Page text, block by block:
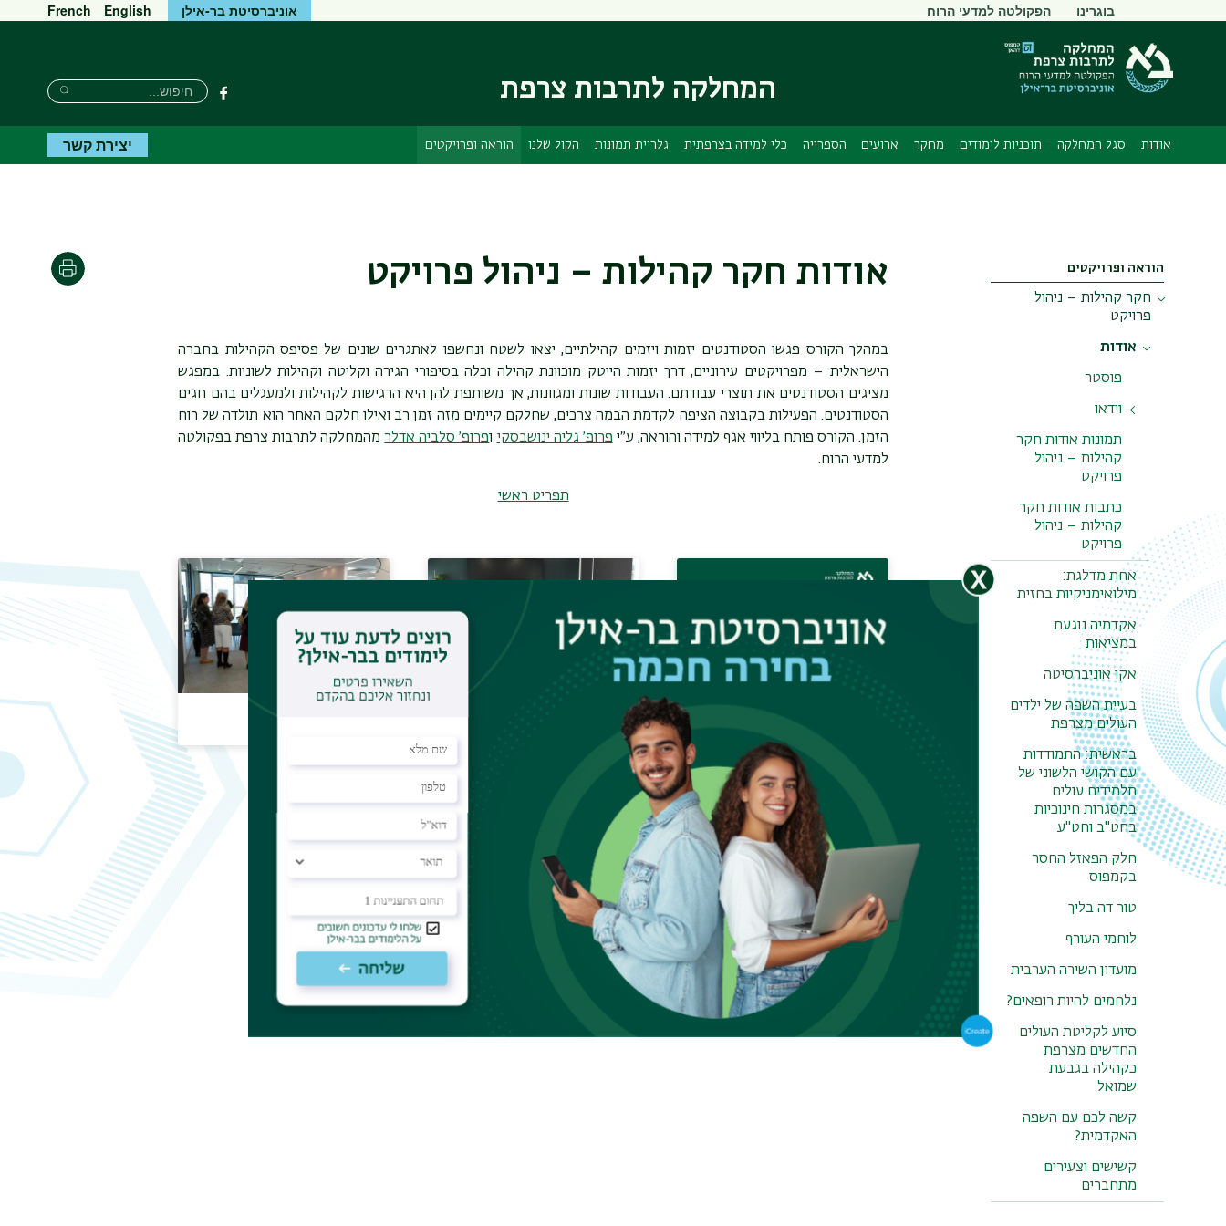
ראשי
תפריט
משני
בוגרינו הפקולטה למדעי הרוח אוניברסיטת בר-אילן French English
המחלקה לתרבות צרפת פייסבוק
חיפוש
חיפוש
חיפוש
אודות סגל המחלקה תוכניות לימודים מחקר ארועים הספרייה כלי למידה בצרפתית גלריית תמונות הקול שלנו הוראה ופרויקטים יצירת קשר
הוראה ופרויקטים
חקר קהילות – ניהול
פרויקט
אודות
פוסטר
וידאו
ללמוד תוך כדי
התנסות
פרויקטים בתחום
חקר קהילות
תמונות אודות חקר
קהילות – ניהול
פרויקט
כתבות אודות חקר
קהילות – ניהול
פרויקט
אחת מדלגת:
מילואימניקיות בחזית
אקדמיה נוגעת
במציאות
אקו אוניברסיטה
בעיית השפה של ילדים
העולים מצרפת
בראשית: התמודדות
עם הקושי הלשוני של
תלמידים עולים
במסגרות חינוכיות
בחט"ב וחט"ע
חלק הפאזל החסר
בקמפוס
טור דה בליך
לוחמי העורף
מועדון השירה הערבית
נלחמים להיות רופאים?
סיוע לקליטת העולים
החדשים מצרפת
כקהילה בגבעת
שמואל
קשה לכם עם השפה
האקדמית?
קשישים וצעירים
מתחברים
אודות חקר קהילות – ניהול פרויקט הדפסה
במהלך הקורס פגשו הסטודנטים יזמות ויזמים קהילתיים, יצאו לשטח ונחשפו לאתגרים שונים של פסיפס הקהילות בחברה
הישראלית – מפרויקטים עירוניים, דרך יזמות הייטק מוכוונת קהילה וכלה בסיפורי הגירה וקליטה וקהילות לשוניות. במפגש
מציגים הסטודנטים את תוצרי עבודתם. העבודות שונות ומגוונות, אך משותפת להן היא הרגישות לקהילות ולמעגלים בהם חגים
הסטודנטים. הפעילות בקבוצה הציפה לקדמת הבמה צרכים, שחלקם קיימים מזה זמן רב ואילו חלקם האחר הוא תולדה של רוח
הזמן. הקורס פותח בליווי אגף למידה והוראה, ע״י פרופ׳ גליה ינושבסקי ופרופ׳ סלביה אדלרמהמחלקה לתרבות צרפת בפקולטה
למדעי הרוח.
תפריט ראשי
וידאו
כתבות